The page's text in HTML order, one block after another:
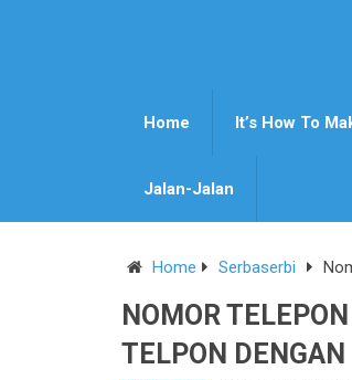
Home It’s How To
Jalan-Jalan
Home Serbaserbi
NOMOR
TELPON